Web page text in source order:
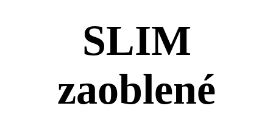
SLIM
zaoblené